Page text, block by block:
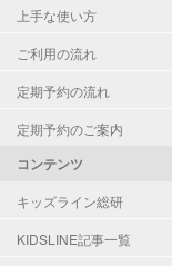
上手な使い方
ご利用の流れ
定期予約の流れ
定期予約のご案内
コンテンツ
キッズライン総研
KIDSLINE記事一覧